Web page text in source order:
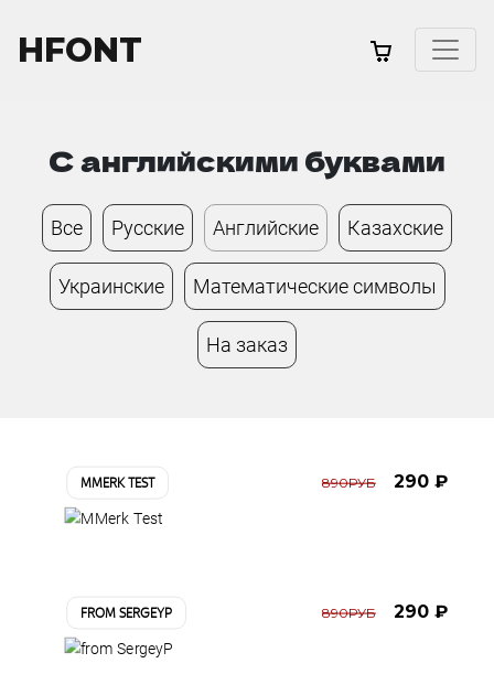
HFONT
С английскими буквами
Все Русские Английские Казахские
Украинские Математические символы
На заказ
MMERK TEST 890РУБ 290 ₽
FROM SERGEYP 890РУБ 290 ₽